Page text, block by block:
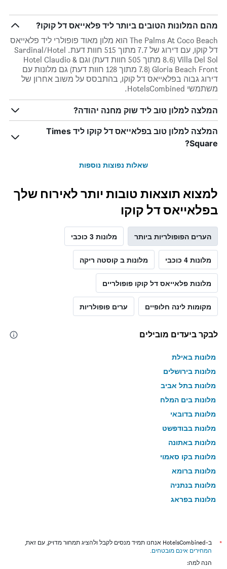
מהם המלונות הטובים ביותר ליד פלאייאס דל קוקו?
The Palms At Coco Beach הוא מלון מאוד פופולרי ליד פלאייאס
דל קוקו, עם דירוג של 7.7 מתוך 515 חוות דעת. Sardinal/Hotel
Villa Del Sol (8.6 מתוך 505 חוות דעת) וגם Hotel Claudio &
Gloria Beach Front (7.8 מתוך 128 חוות דעת) גם מלונות עם
דירוג גבוה בפלאייאס דל קוקו, בהתבסס על משוב אחרון של
משתמשי HotelsCombined.
המלצה למלון טוב ליד שוק מחנה יהודה?
המלצה למלון טוב בפלאייאס דל קוקו ליד Times
Square?
שאלות נפוצות נוספות
למצוא תוצאות טובות יותר לאירוח שלך
בפלאייאס דל קוקו
הערים הפופולריות ביותר מלונות 3 כוכבי
מלונות 4 כוכבי מלונות ב קוסטה ריקה
מלונות פלאייאס דל קוקו פופולריים
מקומות לינה חלופיים ערים פופולריות
לבקר ביעדים מובילים
מלונות באילת
מלונות בירושלים
מלונות בתל אביב
מלונות בים המלח
מלונות בדובאי
מלונות בבודפשט
מלונות באתונה
מלונות בקו סאמוי
מלונות ברומא
מלונות בנתניה
מלונות בפראג
מלונות בניו יורק
מלונות בבנגקוק
*
ב-HotelsCombined אנחנו תמיד מנסים לקבל ולהציג תמחור מדויק, עם זאת,
המחירים אינם מובטחים.
הנה למה: